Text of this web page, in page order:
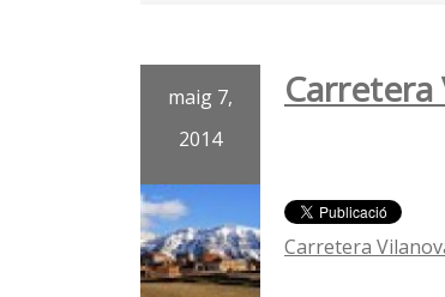
maig 7,
2014
Carretera
Carretera